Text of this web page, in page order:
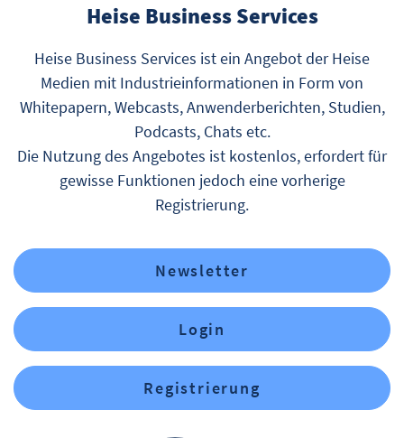
Heise Business Services
Heise Business Services ist ein Angebot der Heise
Medien mit Industrieinformationen in Form von
Whitepapern, Webcasts, Anwenderberichten, Studien,
Podcasts, Chats etc.
Die Nutzung des Angebotes ist kostenlos, erfordert für
gewisse Funktionen jedoch eine vorherige
Registrierung.
Newsletter
Login
Registrierung